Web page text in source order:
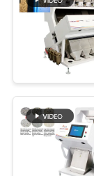
PRIVACY
POLICY